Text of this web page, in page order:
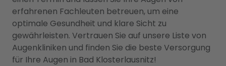
erfahrenen Fachleuten betreuen, um eine
optimale Gesundheit und klare Sicht zu
gewährleisten. Vertrauen Sie auf unsere Liste von
Augenkliniken und finden Sie die beste Versorgung
für Ihre Augen in Bad Klosterlausnitz!